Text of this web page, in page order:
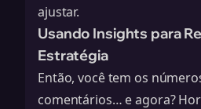
ajustar.
Usando Insights para
Estratégia
Então, você tem os
comentários… e agora?